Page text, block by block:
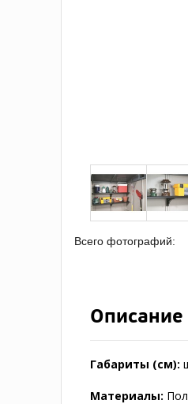
Всего фотографий:
Описание
Габариты (см):
Материалы: